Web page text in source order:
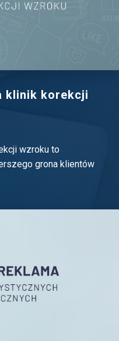
klinik korekcji
wzroku to
grona klientów